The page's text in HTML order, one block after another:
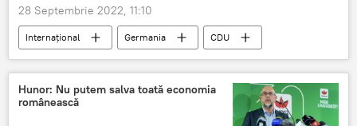
28 Septembrie 2022, 11:10
Internaţional Germania
CDU
Friedrich Merz
Hunor: Nu putem salva toată economia
românească